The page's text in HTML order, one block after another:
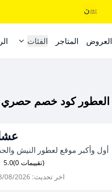
الفئات المتاجر العروض
أول وأكبر موقع لعطور النيش
5.0
(0 تقييمات)
اخر تحديث: 08/08/2026